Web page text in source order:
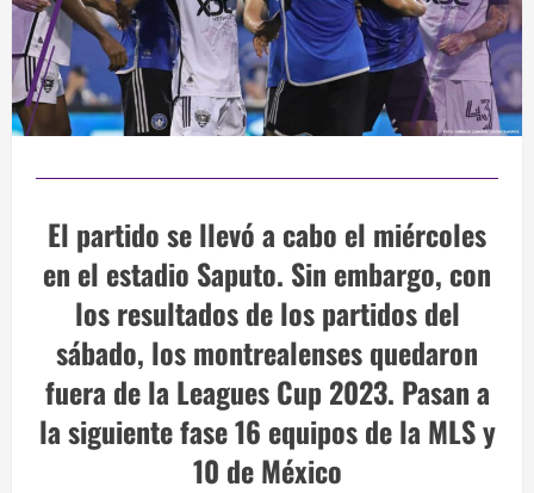
El partido se llevó a cabo el miércoles
en el estadio Saputo. Sin embargo, con
los resultados de los partidos del
sábado, los montrealenses quedaron
fuera de la Leagues Cup 2023. Pasan a
la siguiente fase 16 equipos de la MLS y
10 de México